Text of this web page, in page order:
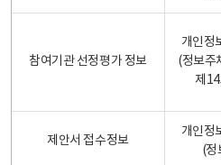
참여기관 선정평가 정보
개인정
(정보주
제
제안서 접수정보
개인정
(정